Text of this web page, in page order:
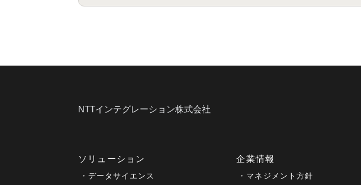
NTTインテグレーション株式会社
ソリューション
データサイエンス
企業情報
マネジメント方針